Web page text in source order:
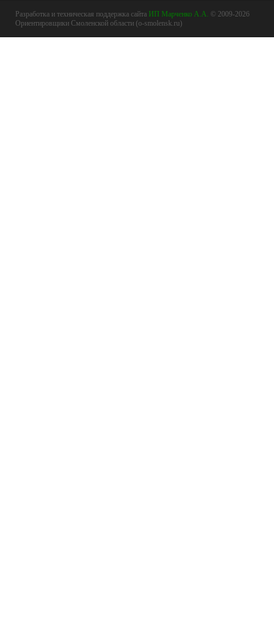
Разработка и техническая поддержка сайта ИП Марченко А.А. © 2009-2026
Ориентировщики Смоленской области (o-smolensk.ru)